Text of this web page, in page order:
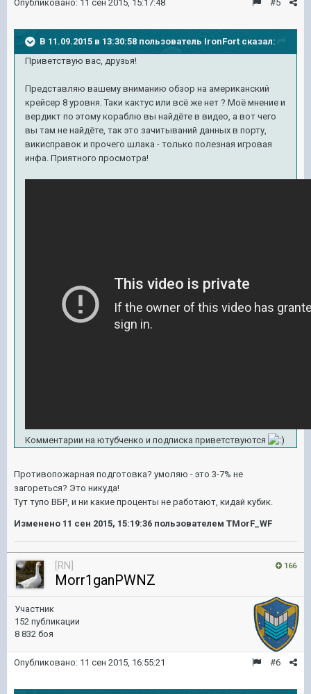
#5
Опубликовано: 11 сен 2015, 15:17:48
В 11.09.2015 в 13:30:58 пользователь IronFort сказал:
Приветствую вас, друзья!
Представляю вашему вниманию обзор на американский
крейсер 8 уровня. Таки кактус или всё же нет ? Моё мнение и
вердикт по этому кораблю вы найдёте в видео, а вот чего
вы там не найдёте, так это зачитываний данных в порту,
викисправок и прочего шлака - только полезная игровая
инфа. Приятного просмотра!
Комментарии на ютубченко и подписка приветствуются
Противопожарная подготовка? умоляю - это 3-7% не
загореться? Это никуда!
Тут тупо ВБР, и ни какие проценты не работают, кидай кубик.
Изменено 11 сен 2015, 15:19:36 пользователем TMorF_WF
166
[RN]
Morr1ganPWNZ
Участник
152 публикации
8 832 боя
#6
Опубликовано: 11 сен 2015, 16:55:21